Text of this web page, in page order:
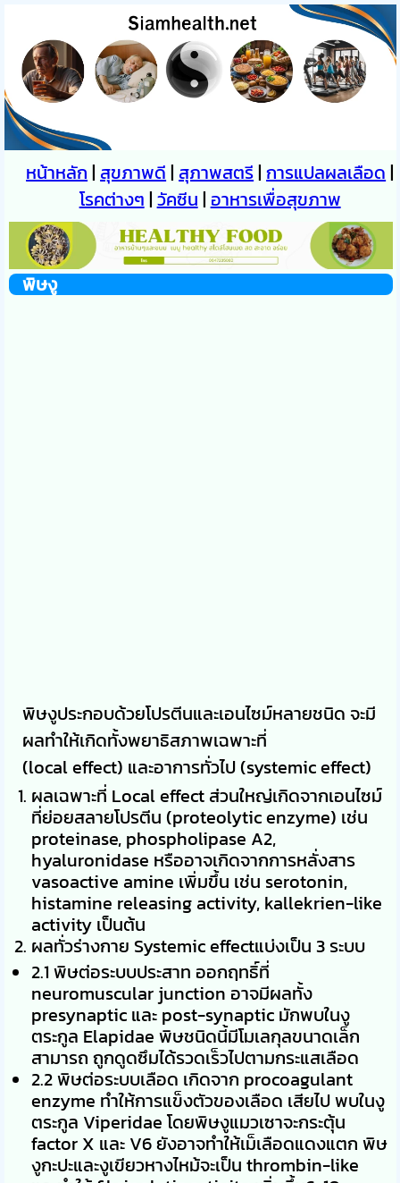
หน้าหลัก | สุขภาพดี | สุภาพสตรี|การแปลผลเลือด |
โรคต่างๆ | วัคซีน | อาหารเพื่อสุขภาพ
พิษงู
พิษงูประกอบด้วยโปรตีนและเอนไซม์หลายชนิด จะมี
ผลทําให้เกิดทั้งพยาธิสภาพเฉพาะที่
(local effect) และอาการทั่วไป (systemic effect)
ผลเฉพาะที่ Local effect ส่วนใหญ่เกิดจากเอนไซม์
ที่ย่อยสลายโปรตีน (proteolytic enzyme) เช่น
proteinase, phospholipase A2,
hyaluronidase หรืออาจเกิดจากการหลั่งสาร
vasoactive amine เพิ่มขึ้น เช่น serotonin,
histamine releasing activity, kallekrien-like
activity เป็นต้น
ผลทั่วร่างกาย Systemic effectแบ่งเป็น 3 ระบบ
2.1 พิษต่อระบบประสาท ออกฤทธิ์ที่
neuromuscular junction อาจมีผลทั้ง
presynaptic และ post-synaptic มักพบในงู
ตระกูล Elapidae พิษชนิดนี้มีโมเลกุลขนาดเล็ก
สามารถ ถูกดูดซึมได้รวดเร็วไปตามกระแสเลือด
2.2 พิษต่อระบบเลือด เกิดจาก procoagulant
enzyme ทำให้การแข็งตัวของเลือด เสียไป พบในงู
ตระกูล Viperidae โดยพิษงูแมวเซาจะกระตุ้น
factor X และ V6 ยังอาจทำให้เม็เลือดแดงแตก พิษ
งูกะปะและงูเขียวหางไหม้จะเป็น thrombin-like